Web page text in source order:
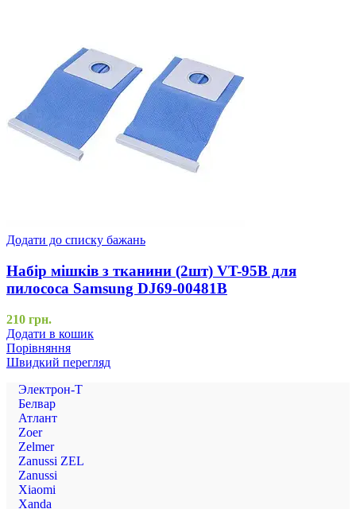
Додати до списку бажань
Набір мішків з тканини (2шт) VT-95B для
пилососа Samsung DJ69-00481B
210 грн.
Додати в кошик
Порівняння
Швидкий перегляд
Электрон-Т
Белвар
Атлант
Zoer
Zelmer
Zanussi ZEL
Zanussi
Xiaomi
Xanda